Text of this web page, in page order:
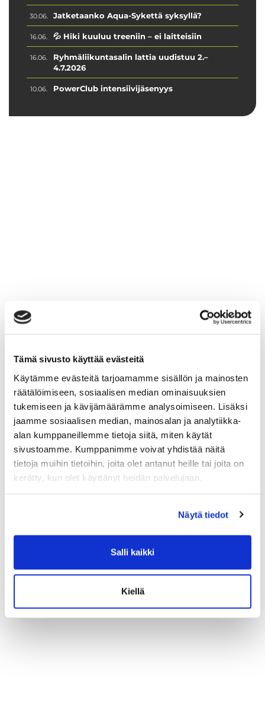
Tämä sivusto käyttää evästeitä
Käytämme evästeitä tarjoamamme sisällön ja mainosten
räätälöimiseen, sosiaalisen median ominaisuuksien
tukemiseen ja kävijämäärämme analysoimiseen. Lisäksi
jaamme sosiaalisen median, mainosalan ja analytiikka-
alan kumppaneillemme tietoja siitä, miten käytät
sivustoamme. Kumppanimme voivat yhdistää näitä
tietoja muihin tietoihin, joita olet antanut heille tai joita on
kerätty, kun olet käyttänyt heidän palvelujaan.
Näytä tiedot
Salli kaikki
Kiellä
30.06. Jatketaanko Aqua-Sykettä syksyllä?
16.06. 💦 Hiki kuuluu treeniin – ei laitteisiin
16.06.
Ryhmäliikuntasalin lattia uudistuu 2.–
4.7.2026
10.06. PowerClub intensiivijäsenyys